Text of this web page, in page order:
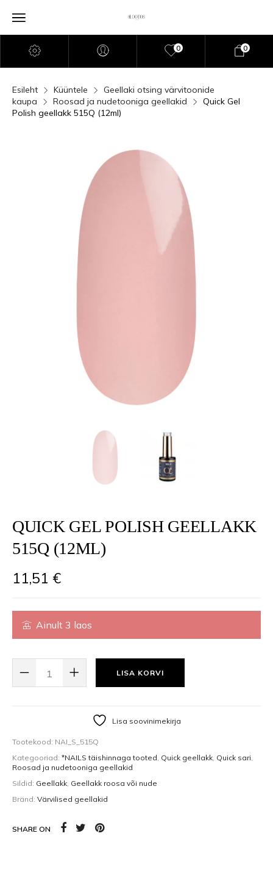
0 0
Esileht Küüntele
Geellaki otsing värvitoonide
kaupa
Roosad ja nudetooniga geellakid
Quick Gel
Polish geellakk 515Q (12ml)
QUICK GEL POLISH GEELLAKK
515Q (12ML)
11,51 €
Ainult 3 laos
LISA KORVI
Lisa soovinimekirja
Tootekood: NAI_S_515Q
Kategooriad: *NAILS täishinnaga tooted, Quick geellakk, Quick sari,
Roosad ja nudetooniga geellakid
Sildid: Geellakk, Geellakk roosa või nude
Bränd: Värvilised geellakid
SHARE ON